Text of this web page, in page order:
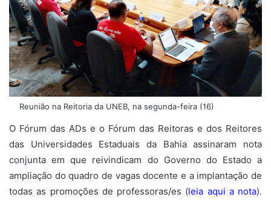
Reunião na Reitoria da UNEB, na segunda-feira (16)
O Fórum das ADs e o Fórum das Reitoras e dos Reitores
das Universidades Estaduais da Bahia assinaram nota
conjunta em que reivindicam do Governo do Estado a
ampliação do quadro de vagas docente e a implantação de
todas as promoções de professoras/es (leia aqui a nota).